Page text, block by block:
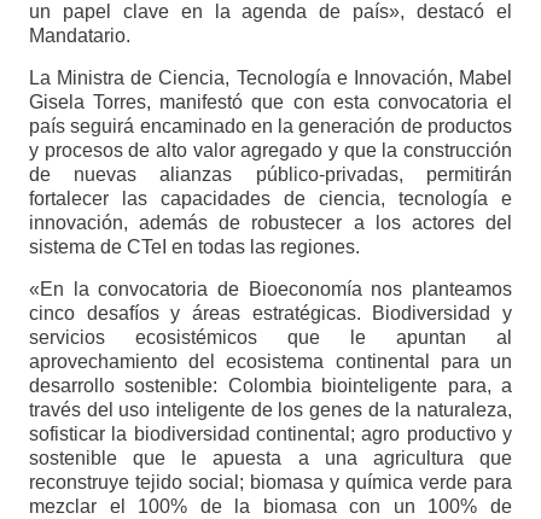
un papel clave en la agenda de país», destacó el
Mandatario.
La Ministra de Ciencia, Tecnología e Innovación, Mabel
Gisela Torres, manifestó que con esta convocatoria el
país seguirá encaminado en la generación de productos
y procesos de alto valor agregado y que la construcción
de nuevas alianzas público-privadas, permitirán
fortalecer las capacidades de ciencia, tecnología e
innovación, además de robustecer a los actores del
sistema de CTeI en todas las regiones.
«En la convocatoria de Bioeconomía nos planteamos
cinco desafíos y áreas estratégicas. Biodiversidad y
servicios ecosistémicos que le apuntan al
aprovechamiento del ecosistema continental para un
desarrollo sostenible: Colombia biointeligente para, a
través del uso inteligente de los genes de la naturaleza,
sofisticar la biodiversidad continental; agro productivo y
sostenible que le apuesta a una agricultura que
reconstruye tejido social; biomasa y química verde para
mezclar el 100% de la biomasa con un 100% de